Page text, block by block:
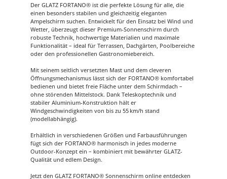
Der GLATZ FORTANO® ist die perfekte Lösung für alle, die
einen besonders stabilen und gleichzeitig eleganten
Ampelschirm suchen. Entwickelt für den Einsatz bei Wind und
Wetter, überzeugt dieser Premium-Sonnenschirm durch
robuste Technik, hochwertige Materialien und maximale
Funktionalität – ideal für Terrassen, Dachgärten, Poolbereiche
oder den professionellen Gastronomiebereich.
Mit seinem seitlich versetzten Mast und dem cleveren
Öffnungsmechanismus lässt sich der FORTANO® komfortabel
bedienen und bietet freie Fläche unter dem Schirmdach –
ohne störenden Mittelstock. Dank Teleskoptechnik und
stabiler Aluminium-Konstruktion hält er
Windgeschwindigkeiten von bis zu 55 km/h stand
(modellabhängig).
Erhältlich in verschiedenen Größen und Farbausführungen
fügt sich der FORTANO® harmonisch in jedes moderne
Outdoor-Konzept ein – kombiniert mit bewährter GLATZ-
Qualität und edlem Design.
Jetzt den GLATZ FORTANO® Sonnenschirm online entdecken